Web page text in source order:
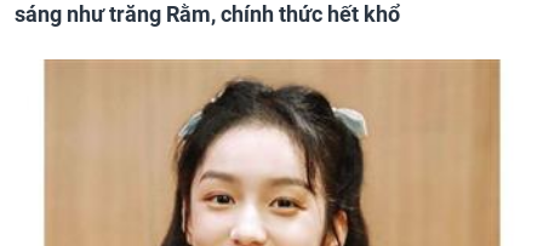
sáng như trăng Rằm, chính thức hết khổ